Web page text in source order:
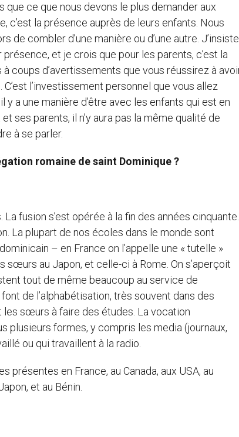
ce que nous devons le plus demander aux
c’est la présence auprès de leurs enfants. Nous
de combler d’une manière ou d’une autre. J’insiste
et je crois que pour les parents, c’est la
coups d’avertissements que vous réussirez à
l’investissement personnel que vous allez
a une manière d’être avec les enfants qui est en
ses parents, il n’y aura pas la même qualité de
à se parler.
romaine de saint Dominique ?
fusion s’est opérée à la fin des années cinquante.
La plupart de nos écoles dans le monde sont
– en France on l’appelle une « tutelle »
au Japon, et celle-ci à Rome. On s’aperçoit
tout de même beaucoup au service de
de l’alphabétisation, très souvent dans des
sœurs à faire des études. La vocation
plusieurs formes, y compris les media (journaux,
ou qui travaillent à la radio.
présentes en France, au Canada, aux USA, au
et au Bénin.